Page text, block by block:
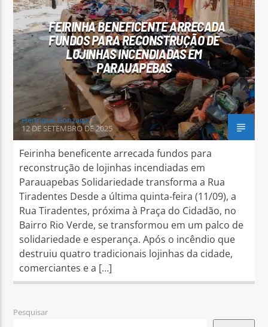
Arara Azul FM
FEIRINHA BENEFICENTE ARRECADA
FUNDOS PARA RECONSTRUÇÃO DE
LOJINHAS INCENDIADAS EM
PARAUAPEBAS
Henrique Gonzaga
12 DE SETEMBRO DE 2025
Feirinha beneficente arrecada fundos para
reconstrução de lojinhas incendiadas em
Parauapebas Solidariedade transforma a Rua
Tiradentes Desde a última quinta-feira (11/09), a
Rua Tiradentes, próxima à Praça do Cidadão, no
Bairro Rio Verde, se transformou em um palco de
solidariedade e esperança. Após o incêndio que
destruiu quatro tradicionais lojinhas da cidade,
comerciantes e a […]
Pesquisar